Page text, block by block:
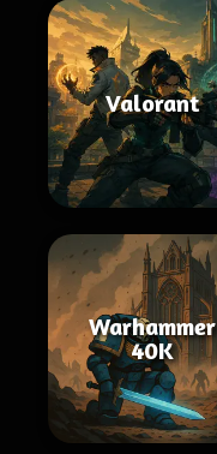
Valorant
Warhammer
40K